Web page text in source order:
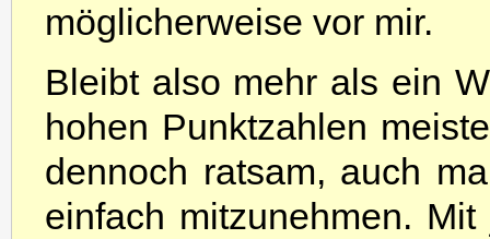
möglicherweise vor mir.
Bleibt also mehr als ein
hohen Punktzahlen
dennoch ratsam, auch
einfach mitzunehmen.